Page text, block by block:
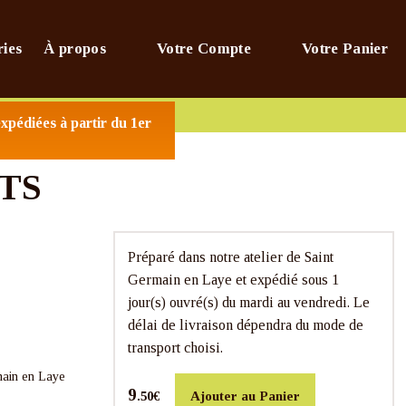
À propos Votre Compte Votre Panier
à partir du 1er
en Laye
Préparé dans notre atelier de Saint
Germain en Laye et expédié sous 1
jour(s) ouvré(s) du mardi au vendredi. Le
délai de livraison dépendra du mode de
transport choisi.
9.50€ Ajouter au Panier